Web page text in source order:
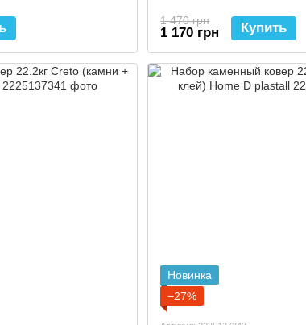
1 470 грн
1 170 грн Купить
Новинка
−27%